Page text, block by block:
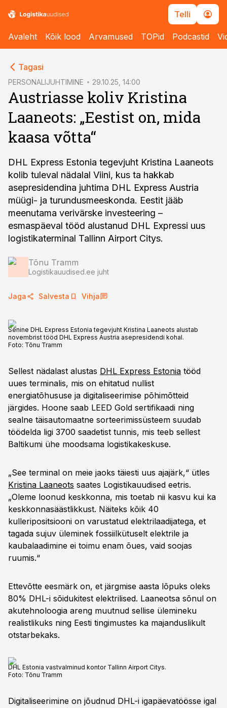
Telli
Avaleht Kõik lood Arvamused TOPid Podcastid
Tagasi
PERSONALIJUHTIMINE 29.10.25, 14:00
Austriasse koliv Kristina
Laaneots: „Eestist on, mida
kaasa võtta“
DHL Express Estonia tegevjuht Kristina Laaneots
kolib tuleval nädalal Viini, kus ta hakkab
asepresidendina juhtima DHL Express Austria
müügi- ja turundusmeeskonda. Eestit jääb
meenutama verivärske investeering –
esmaspäeval tööd alustanud DHL Expressi uus
logistikaterminal Tallinn Airport Citys.
Tõnu Tramm
Logistikauudised.ee juht
Jaga Salvesta Vihja
Senine DHL Express Estonia tegevjuht Kristina Laaneots alustab
novembrist tööd DHL Express Austria asepresidendi kohal.
Foto: Tõnu Tramm
Sellest nädalast alustas DHL Express Estonia tööd
uues terminalis, mis on ehitatud nullist
energiatõhususe ja digitaliseerimise põhimõtteid
järgides. Hoone saab LEED Gold sertifikaadi ning
sealne täisautomaatne sorteerimissüsteem suudab
töödelda ligi 3700 saadetist tunnis, mis teeb sellest
Baltikumi ühe moodsama logistikakeskuse.
„See terminal on meie jaoks täiesti uus ajajärk,“ ütles
Kristina Laaneots saates Logistikauudised eetris.
„Oleme loonud keskkonna, mis toetab nii kasvu kui ka
keskkonnasäästlikkust. Näiteks kõik 40
kulleripositsiooni on varustatud elektrilaadijatega, et
tagada sujuv üleminek fossiilkütuselt elektrile ja
kaubalaadimine ei toimu enam õues, vaid soojas
ruumis.“
Ettevõtte eesmärk on, et järgmise aasta lõpuks oleks
80% DHL-i sõidukitest elektrilised. Laaneotsa sõnul on
akutehnoloogia areng muutnud sellise ülemineku
realistlikuks ning Eesti tingimustes ka majanduslikult
otstarbekaks.
DHL Estonia vastvalminud kontor Tallinn Airport Citys.
Foto: Tõnu Tramm
Digitaliseerimine on jõudnud DHL-i igapäevatöösse igal